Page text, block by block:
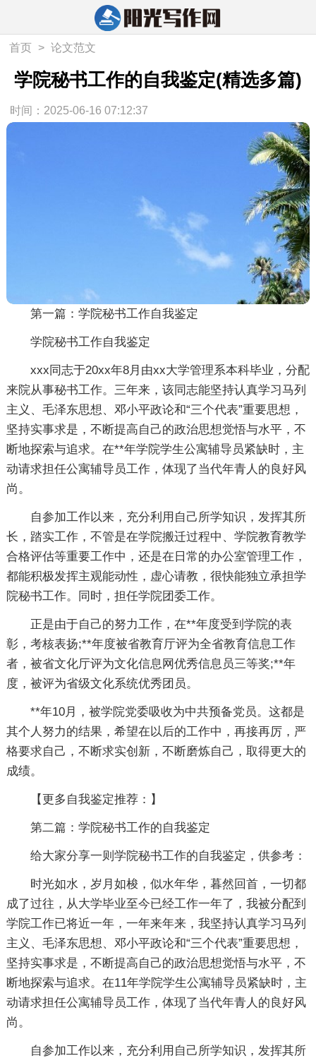
首页 > 论文范文
学院秘书工作的自我鉴定(精选多篇)
时间：2025-06-16 07:12:37
第一篇：学院秘书工作自我鉴定
学院秘书工作自我鉴定
xxx同志于20xx年8月由xx大学管理系本科毕业，分配
来院从事秘书工作。三年来，该同志能坚持认真学习马列
主义、毛泽东思想、邓小平政论和“三个代表”重要思想，
坚持实事求是，不断提高自己的政治思想觉悟与水平，不
断地探索与追求。在**年学院学生公寓辅导员紧缺时，主
动请求担任公寓辅导员工作，体现了当代年青人的良好风
尚。
自参加工作以来，充分利用自己所学知识，发挥其所
长，踏实工作，不管是在学院搬迁过程中、学院教育教学
合格评估等重要工作中，还是在日常的办公室管理工作，
都能积极发挥主观能动性，虚心请教，很快能独立承担学
院秘书工作。同时，担任学院团委工作。
正是由于自己的努力工作，在**年度受到学院的表
彰，考核表扬;**年度被省教育厅评为全省教育信息工作
者，被省文化厅评为文化信息网优秀信息员三等奖;**年
度，被评为省级文化系统优秀团员。
**年10月，被学院党委吸收为中共预备党员。这都是
其个人努力的结果，希望在以后的工作中，再接再厉，严
格要求自己，不断求实创新，不断磨炼自己，取得更大的
成绩。
【更多自我鉴定推荐：】
第二篇：学院秘书工作的自我鉴定
给大家分享一则学院秘书工作的自我鉴定，供参考：
时光如水，岁月如梭，似水年华，暮然回首，一切都
成了过往，从大学毕业至今已经工作一年了，我被分配到
学院工作已将近一年，一年来年来，我坚持认真学习马列
主义、毛泽东思想、邓小平政论和“三个代表”重要思想，
坚持实事求是，不断提高自己的政治思想觉悟与水平，不
断地探索与追求。在11年学院学生公寓辅导员紧缺时，主
动请求担任公寓辅导员工作，体现了当代年青人的良好风
尚。
自参加工作以来，充分利用自己所学知识，发挥其所